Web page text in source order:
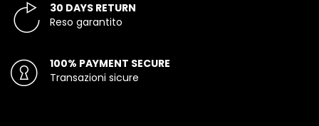
30 DAYS RETURN
Reso garantito
100% PAYMENT SECURE
Transazioni sicure